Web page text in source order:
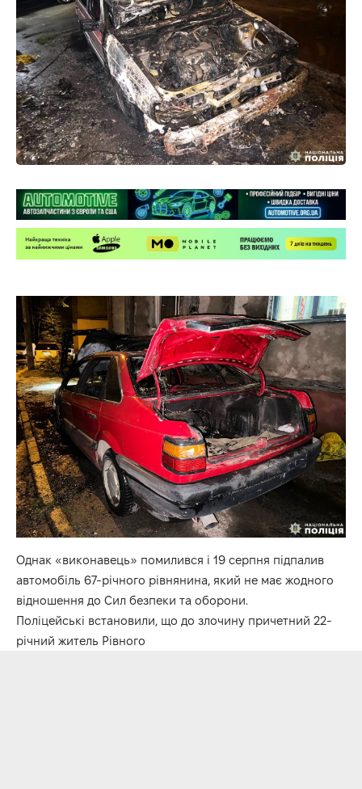
Однак «виконавець» помилився і 19 серпня підпалив
автомобіль 67-річного рівнянина, який не має жодного
відношення до Сил безпеки та оборони.
Поліцейські встановили, що до злочину причетний 22-
річний житель Рівного